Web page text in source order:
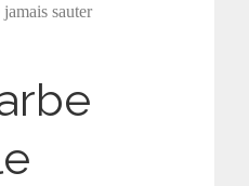
sauter